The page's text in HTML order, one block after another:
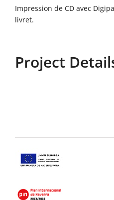
Impression de CD avec
livret.
Project